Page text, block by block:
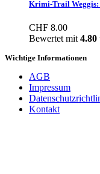
Krimi-Trail Weggis:
CHF 8.00
Bewertet mit 4.80
Wichtige Informationen
AGB
Impressum
Kontakt